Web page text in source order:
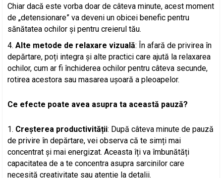
Chiar dacă este vorba doar de câteva minute, acest moment
de „detensionare” va deveni un obicei benefic pentru
sănătatea ochilor și pentru creierul tău.
Alte metode de relaxare vizuală: În afară de privirea în
depărtare, poți integra și alte practici care ajută la relaxarea
ochilor, cum ar fi închiderea ochilor pentru câteva secunde,
rotirea acestora sau masarea ușoară a pleoapelor.
Ce efecte poate avea asupra ta această pauză?
Creșterea productivității: După câteva minute de pauză
de privire în depărtare, vei observa că te simți mai
concentrat și mai energizat. Aceasta îți va îmbunătăți
capacitatea de a te concentra asupra sarcinilor care
necesită creativitate sau atenție la detalii.